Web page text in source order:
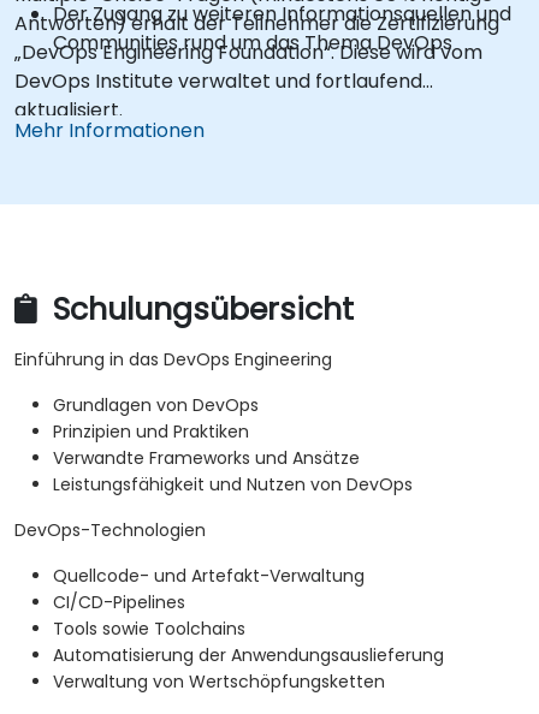
Der Zugang zu weiteren Informationsquellen und
Communities rund um das Thema DevOps
Antworten) erhält der Teilnehmer die Zertifizierung
„DevOps Engineering Foundation“. Diese wird vom
DevOps Institute verwaltet und fortlaufend
aktualisiert.
Mehr Informationen
Schulungsübersicht
Einführung in das DevOps Engineering
Grundlagen von DevOps
Prinzipien und Praktiken
Verwandte Frameworks und Ansätze
Leistungsfähigkeit und Nutzen von DevOps
DevOps-Technologien
Quellcode- und Artefakt-Verwaltung
CI/CD-Pipelines
Tools sowie Toolchains
Automatisierung der Anwendungsauslieferung
Verwaltung von Wertschöpfungsketten